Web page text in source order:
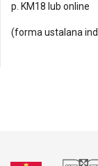
p. KM18 lub online
(forma ustalana